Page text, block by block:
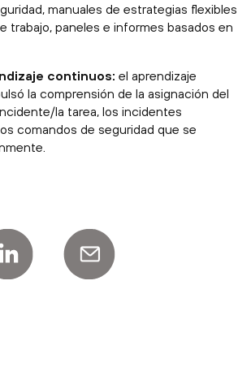
manuales de estrategias flexibles
trabajo, paneles e informes basados en
continuos: el aprendizaje
la comprensión de la asignación del
la tarea, los incidentes
comandos de seguridad que se